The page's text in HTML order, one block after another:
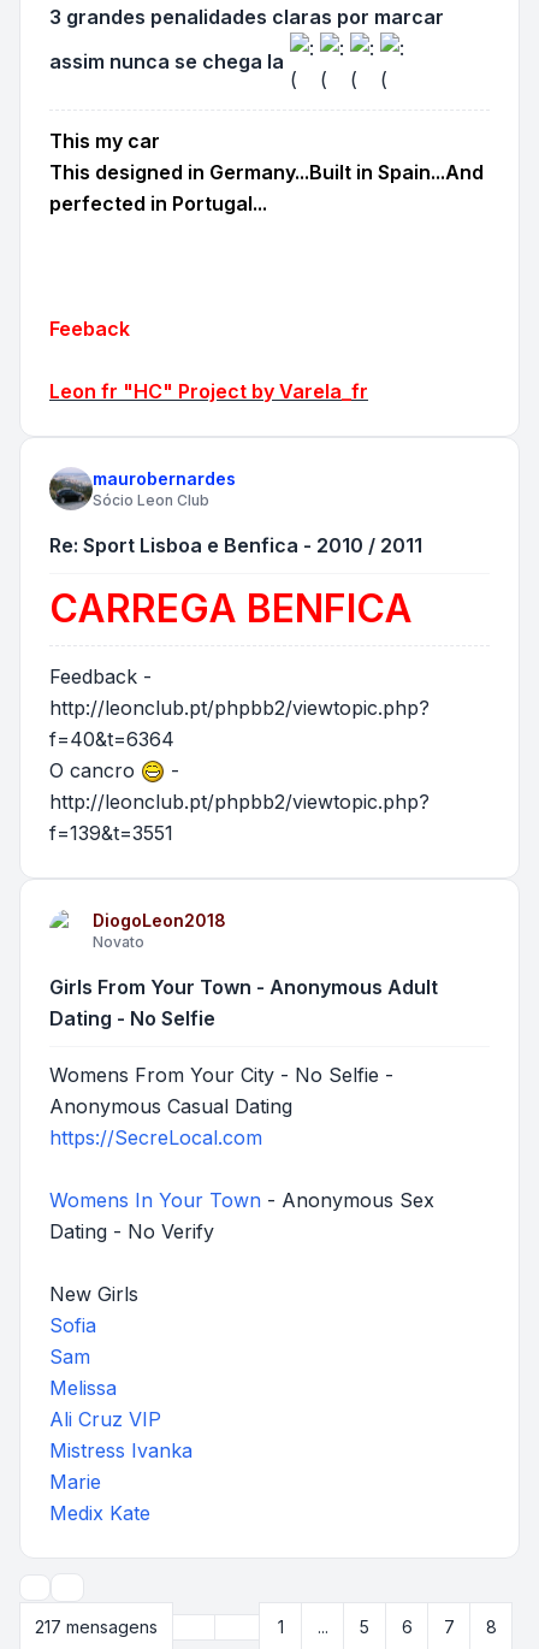
3 grandes penalidades claras por marcar
assim nunca se chega la
This my car
This designed in Germany...Built in Spain...And
perfected in Portugal...
Feeback
Leon fr "HC" Project by Varela_fr
maurobernardes
Sócio Leon Club
Re: Sport Lisboa e Benfica - 2010 / 2011
CARREGA BENFICA
Feedback -
http://leonclub.pt/phpbb2/viewtopic.php?
f=40&t=6364
O cancro
-
http://leonclub.pt/phpbb2/viewtopic.php?
f=139&t=3551
DiogoLeon2018
Novato
Girls From Your Town - Anonymous Adult
Dating - No Selfie
Womens From Your City - No Selfie -
Anonymous Casual Dating
https://SecreLocal.com
Womens In Your Town - Anonymous Sex
Dating - No Verify
New Girls
Sofia
Sam
Melissa
Ali Cruz VIP
Mistress Ivanka
Marie
Medix Kate
Opções de visualização e ordenação
217 mensagens
Página9de
Anterior
1 ... 5 6 7 8